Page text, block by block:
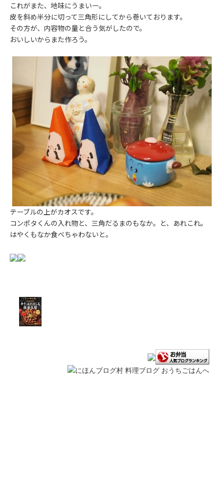
これがまた、地味にうまいー。
皮を斜め半分に切って三角形にしてから巻いております。
その方が、内容物の量と合う気がしたので。
おいしいからまた作ろう。
テーブルの上がカオスです。
コンポタくんの入れ物と、三角だるまのもなか。と、あれこれ。
はやくもなか食べちゃわないと。